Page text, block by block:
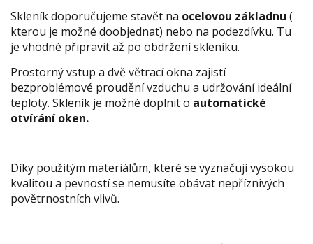
Skleník doporučujeme stavět na ocelovou základnu (
kterou je možné doobjednat) nebo na podezdívku. Tu
je vhodné připravit až po obdržení skleníku.
Prostorný vstup a dvě větrací okna zajistí
bezproblémové proudění vzduchu a udržování ideální
teploty. Skleník je možné doplnit o automatické
otvírání oken.
Díky použitým materiálům, které se vyznačují vysokou
kvalitou a pevností se nemusíte obávat nepříznivých
povětrnostních vlivů.